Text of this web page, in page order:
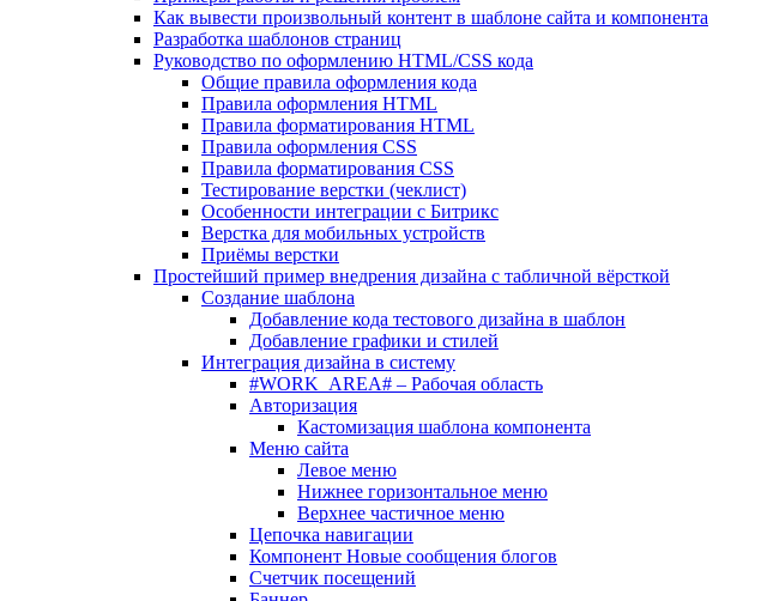
Как вывести произвольный контент в шаблоне сайта и компонента
Разработка шаблонов страниц
Руководство по оформлению HTML/CSS кода
Общие правила оформления кода
Правила оформления HTML
Правила форматирования HTML
Правила оформления CSS
Правила форматирования CSS
Тестирование верстки (чеклист)
Особенности интеграции с Битрикс
Верстка для мобильных устройств
Приёмы верстки
Простейший пример внедрения дизайна с табличной вёрсткой
Создание шаблона
Добавление кода тестового дизайна в шаблон
Добавление графики и стилей
Интеграция дизайна в систему
#WORK_AREA# – Рабочая область
Авторизация
Кастомизация шаблона компонента
Меню сайта
Левое меню
Нижнее горизонтальное меню
Верхнее частичное меню
Цепочка навигации
Компонент Новые сообщения блогов
Счетчик посещений